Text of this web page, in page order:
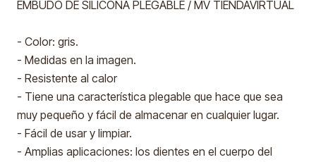
EMBUDO DE SILICONA PLEGABLE / MV TIENDAVIRTUAL
- Color: gris.
- Medidas en la imagen.
- Resistente al calor
- Tiene una característica plegable que hace que sea
muy pequeño y fácil de almacenar en cualquier lugar.
- Fácil de usar y limpiar.
- Amplias aplicaciones: los dientes en el cuerpo del